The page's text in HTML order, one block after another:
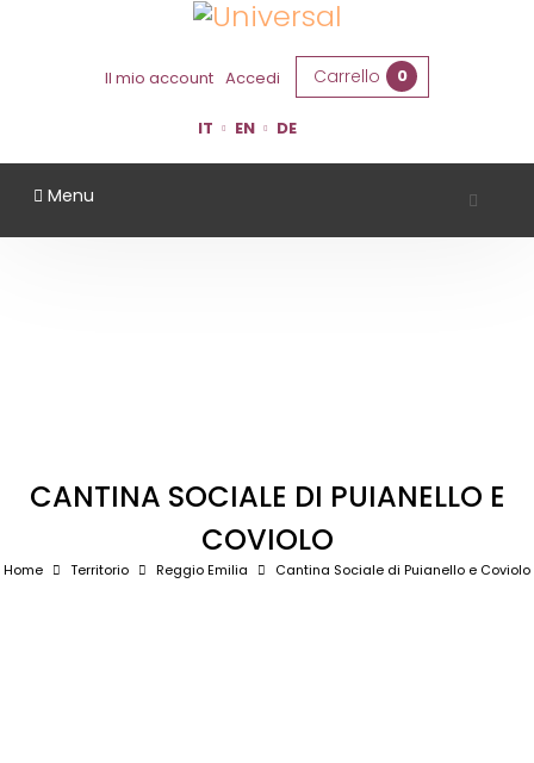
Il mio account Accedi Carrello 0
IT EN DE
Menu
CANTINA SOCIALE DI PUIANELLO E
COVIOLO
Home Territorio Reggio Emilia Cantina Sociale di Puianello e Coviolo